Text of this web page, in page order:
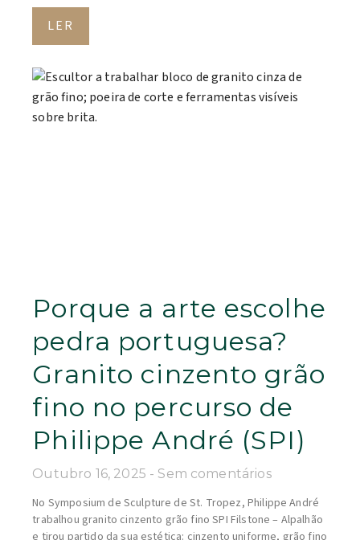
LER
Porque a arte escolhe
pedra portuguesa?
Granito cinzento grão
fino no percurso de
Philippe André (SPI)
Outubro 16, 2025 Sem comentários
No Symposium de Sculpture de St. Tropez, Philippe André
trabalhou granito cinzento grão fino SPI Filstone – Alpalhão